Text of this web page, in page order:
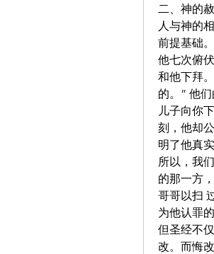
二、神的
人与神的
前提基础
他七次俯
和他下拜
的。” 他
儿子向你
刻，他却
明了他真
所以，我
的那一方
哥哥以扫
为他认罪的
但圣经不
改。而悔